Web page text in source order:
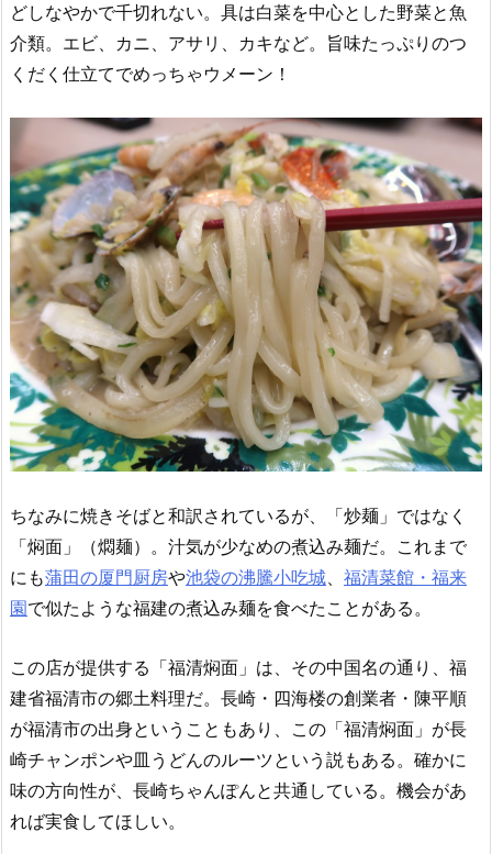
どしなやかで千切れない。具は白菜を中心とした野菜と魚
介類。エビ、カニ、アサリ、カキなど。旨味たっぷりのつ
くだく仕立てでめっちゃウメーン！
ちなみに焼きそばと和訳されているが、「炒麺」ではなく
「焖面」（燜麺）。汁気が少なめの煮込み麺だ。これまで
にも蒲田の厦門厨房や池袋の沸騰小吃城、 福清菜館・福来
園で似たような福建の煮込み麺を食べたことがある。
この店が提供する「福清焖面」は、その中国名の通り、福
建省福清市の郷土料理だ。長崎・四海楼の創業者・陳平順
が福清市の出身ということもあり、この「福清焖面」が長
崎チャンポンや皿うどんのルーツという説もある。確かに
味の方向性が、長崎ちゃんぽんと共通している。機会があ
れば実食してほしい。